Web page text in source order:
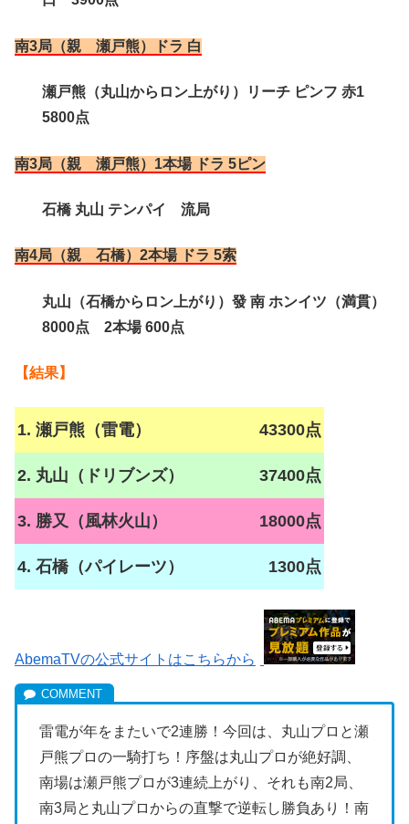
南3局（親 瀬戸熊）ドラ 白
瀬戸熊（丸山からロン上がり）リーチ ピンフ 赤1
5800点
南3局（親 瀬戸熊）1本場 ドラ 5ピン
石橋 丸山 テンパイ 流局
南4局（親 石橋）2本場 ドラ 5索
丸山（石橋からロン上がり）發 南 ホンイツ（満貫）
8000点 2本場 600点
【結果】
1. 瀬戸熊（雷電） 43300点
2. 丸山（ドリブンズ） 37400点
3. 勝又（風林火山） 18000点
4. 石橋（パイレーツ） 1300点
AbemaTVの公式サイトはこちらから
雷電が年をまたいで2連勝！今回は、丸山プロと瀬
戸熊プロの一騎打ち！序盤は丸山プロが絶好調、
南場は瀬戸熊プロが3連続上がり、それも南2局、
南3局と丸山プロからの直撃で逆転し勝負あり！南